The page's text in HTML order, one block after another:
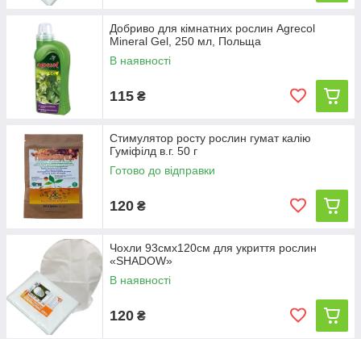
Добриво для кімнатних рослин Agrecol
Mineral Gel, 250 мл, Польща
В наявності
115 ₴
Стимулятор росту рослин гумат калію
Гуміфілд в.г. 50 г
Готово до відправки
120 ₴
Чохли 93смх120см для укриття рослин
«SHADOW»
В наявності
120 ₴